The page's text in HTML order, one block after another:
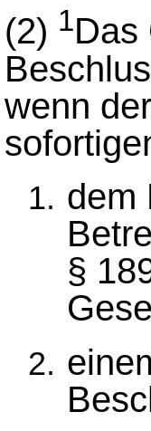
(2) 1Das
wenn
dem
§